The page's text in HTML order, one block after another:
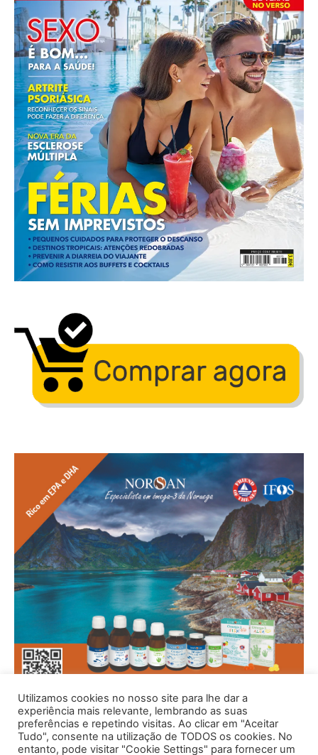
Utilizamos cookies no nosso site para lhe dar a
experiência mais relevante, lembrando as suas
preferências e repetindo visitas. Ao clicar em "Aceitar
Tudo", consente na utilização de TODOS os cookies. No
entanto, pode visitar "Cookie Settings" para fornecer um